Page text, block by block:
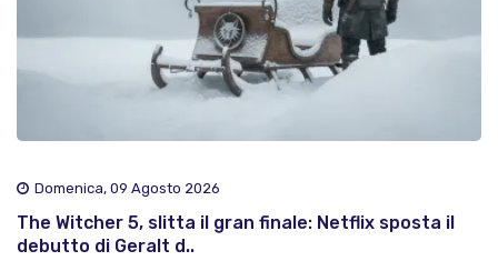
Domenica, 09 Agosto 2026
The Witcher 5, slitta il gran finale: Netflix sposta il
debutto di Geralt d..